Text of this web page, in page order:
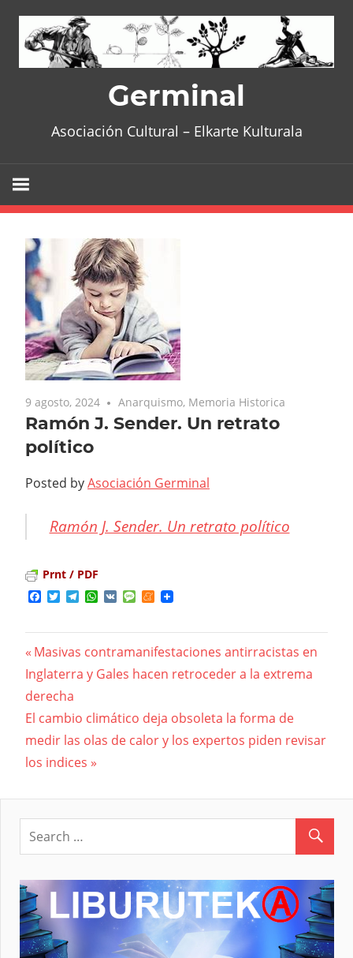
content
Germinal
Asociación Cultural – Elkarte Kulturala
9 agosto, 2024 Anarquismo, Memoria Historica
Ramón J. Sender. Un retrato
político
Posted byAsociación Germinal
Ramón J. Sender. Un retrato político
Prnt / PDF
Facebook
TwitterTelegram
WhatsApp
VK MessageMeneame
Navegación
de
entradas
Previous
Post:
Masivas contramanifestaciones antirracistas en
Inglaterra y Gales hacen retroceder a la extrema
derecha
Next
Post:
El cambio climático deja obsoleta la forma de
medir las olas de calor y los expertos piden revisar
los indices